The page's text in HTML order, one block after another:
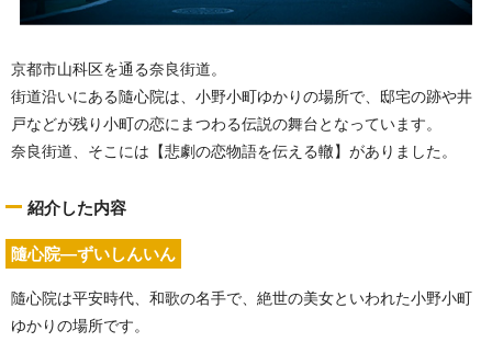
京都市山科区を通る奈良街道。
街道沿いにある隨心院は、小野小町ゆかりの場所で、邸宅の跡や井
戸などが残り小町の恋にまつわる伝説の舞台となっています。
奈良街道、そこには【悲劇の恋物語を伝える轍】がありました。
紹介した内容
隨心院—ずいしんいん
隨心院は平安時代、和歌の名手で、絶世の美女といわれた小野小町
ゆかりの場所です。